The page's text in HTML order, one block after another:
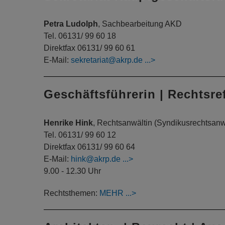
Petra Ludolph, Sachbearbeitung AKD
Tel. 06131/ 99 60 18
Direktfax 06131/ 99 60 61
E-Mail: sekretariat@akrp.de
Geschäftsführerin |
Henrike Hink, Rechtsanwältin
Tel. 06131/ 99 60 12
Direktfax 06131/ 99 60 64
E-Mail: hink@akrp.de
9.00 - 12.30 Uhr
Rechtsthemen: MEHR